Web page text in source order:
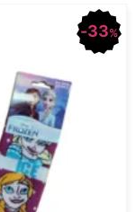
33%